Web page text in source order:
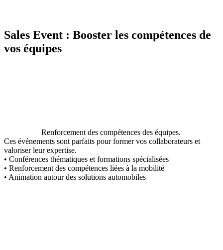
Sales Event : Booster les compétences de
vos équipes
Renforcement des compétences des équipes.
Ces événements sont parfaits pour former vos collaborateurs et
valoriser leur expertise.
• Conférences thématiques et formations spécialisées
• Renforcement des compétences liées à la mobilité
• Animation autour des solutions automobiles